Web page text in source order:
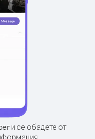
и се обадете от